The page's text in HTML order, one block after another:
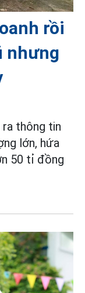
rồi
nhưng
thông tin
lớn, hứa
50 tỉ đồng